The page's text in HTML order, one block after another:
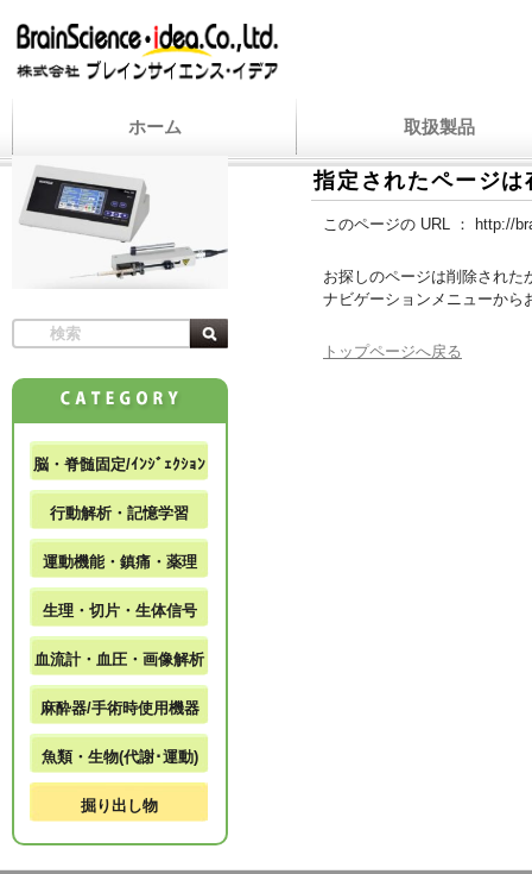
ホーム 取扱製品
指定されたページ
このページの URL ： http://
お探しのページは削除された
ナビゲーションメニューから
トップページへ戻る
脳・脊髄固定/ｲﾝｼﾞｪｸｼｮﾝ
行動解析・記憶学習
運動機能・鎮痛・薬理
生理・切片・生体信号
血流計・血圧・画像解析
麻酔器/手術時使用機器
魚類・生物(代謝･運動)
掘り出し物